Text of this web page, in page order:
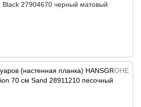
Black 27904670 черный матовый